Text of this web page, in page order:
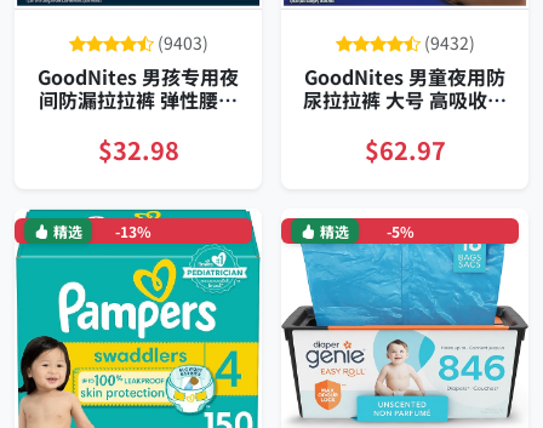
(9403)
GoodNites 男孩专用夜
间防漏拉拉裤 弹性腰围
贴合 44片装
$32.98
(9432)
GoodNites 男童夜用防
尿拉拉裤 大号 高吸收多
$62.97
-13%
精选 -5%
精选